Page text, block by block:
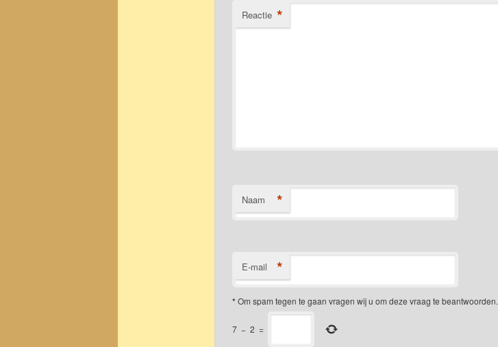
Reactie *
Naam *
E-mail *
*Om spam tegen te gaan vragen wij u om deze vraag te beantwoorden.
7 − 2 =